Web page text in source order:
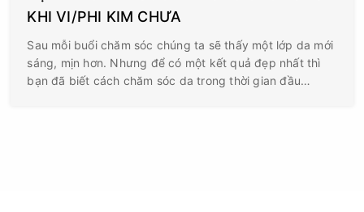
KHI VI/PHI KIM CHƯA
Sau mỗi buổi chăm sóc chúng ta sẽ thấy một lớp da mới
sáng, mịn hơn. Nhưng để có một kết quả đẹp nhất thì
bạn đã biết cách chăm sóc da trong thời gian đầu